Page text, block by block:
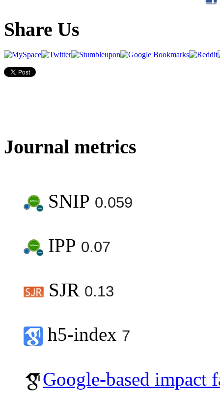
Share Us
Journal metrics
SNIP 0.059
IPP 0.07
SJR 0.13
h5-index 7
Google-based impact